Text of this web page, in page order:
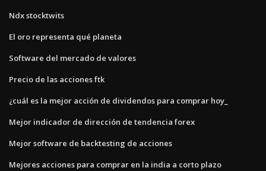
Ndx stocktwits
El oro representa qué planeta
Software del mercado de valores
Precio de las acciones ftk
¿cuál es la mejor acción de dividendos para comprar hoy_
Mejor indicador de dirección de tendencia forex
Mejor software de backtesting de acciones
Mejores acciones para comprar en la india a corto plazo